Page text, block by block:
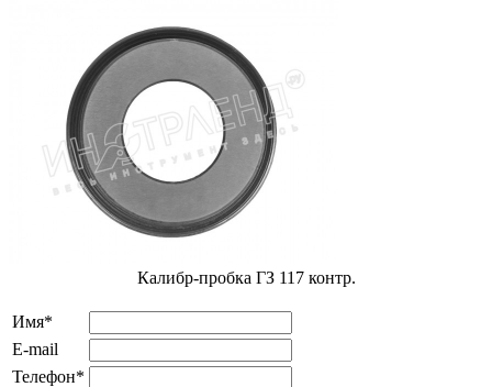
Калибр-пробка ГЗ 117 контр.
Имя*
E-mail
Телефон*